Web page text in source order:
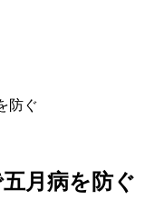
防ぐ
月病を防ぐ